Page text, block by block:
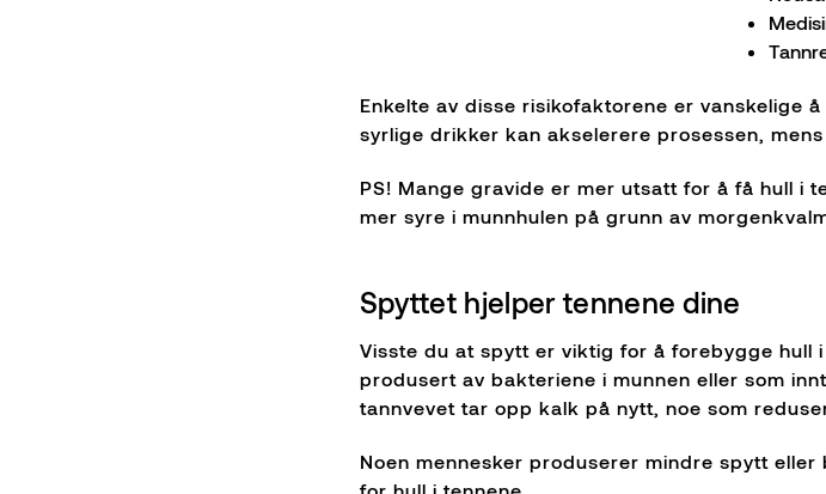
Enkelte av disse risikofaktorene er vanskelige
syrlige drikker kan akselerere prosessen,
PS! Mange gravide er mer utsatt for å få hull i
mer syre i munnhulen på grunn av
Spyttet hjelper tennene dine
Visste du at spytt er viktig for å forebygge hull
produsert av bakteriene i munnen eller som
tannvevet tar opp kalk på nytt, noe som
Noen mennesker produserer mindre spytt